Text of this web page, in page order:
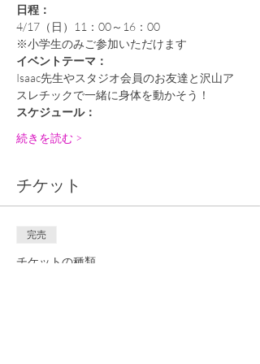
日程：
4/17（日）11：00～16：00
※小学生のみご参加いただけます
イベントテーマ：
Isaac先生やスタジオ会員のお友達と沢山ア
スレチックで一緒に身体を動かそう！
スケジュール：
続きを読む >
チケット
完売
チケットの種類